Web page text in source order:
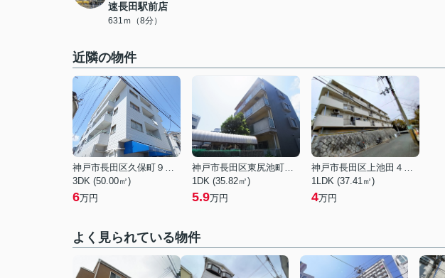
速長田駅前店
631ｍ（8分）
近隣の物件
神戸市長田区久保町９丁目
3DK (50.00㎡)
6万円
神戸市長田区東尻池町２丁目
1DK (35.82㎡)
5.9万円
神戸市長田区上池田４丁目
1LDK (37.41㎡)
4万円
よく見られている物件